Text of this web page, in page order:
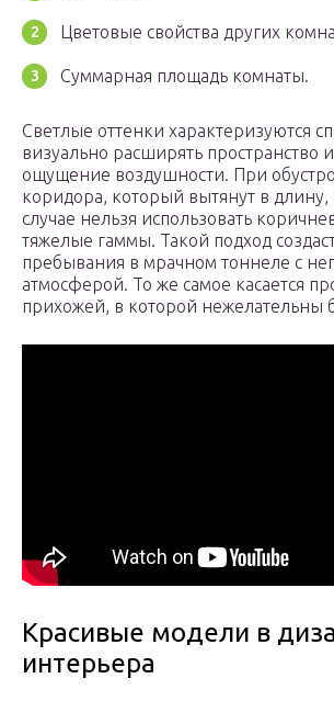
Цветовые свойства других
Суммарная площадь комнаты.
Светлые оттенки характеризуются
визуально расширять пространство и
ощущение воздушности. При
коридора, который вытянут в
случае нельзя использовать
тяжелые гаммы. Такой подход
пребывания в мрачном тоннеле с
атмосферой. То же самое касается
прихожей, в которой нежелательны
Красивые модели в
интерьера